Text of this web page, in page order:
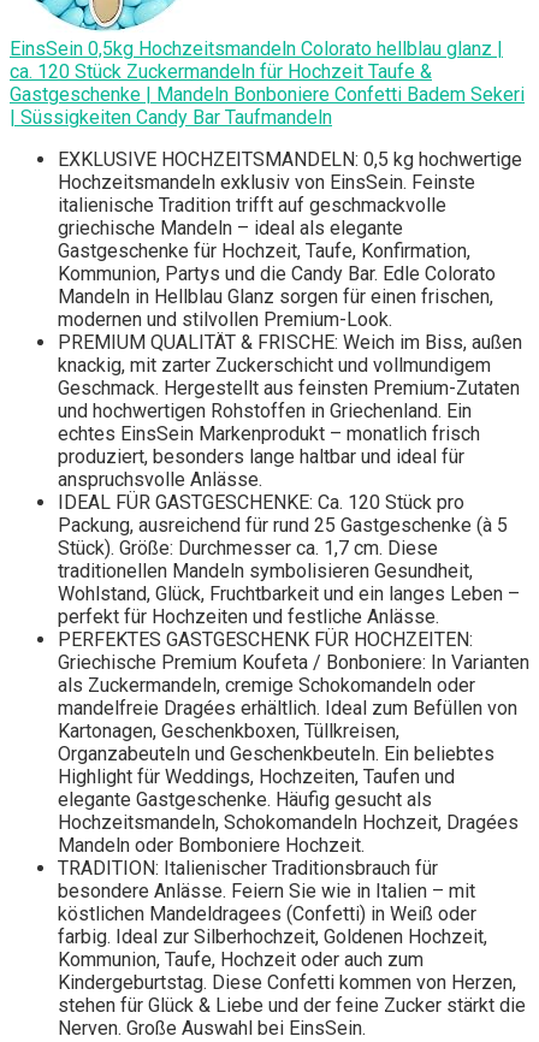
EinsSein 0,5kg Hochzeitsmandeln Colorato hellblau glanz |
ca. 120 Stück Zuckermandeln für Hochzeit Taufe &
Gastgeschenke | Mandeln Bonboniere Confetti Badem Sekeri
| Süssigkeiten Candy Bar Taufmandeln
EXKLUSIVE HOCHZEITSMANDELN: 0,5 kg hochwertige
Hochzeitsmandeln exklusiv von EinsSein. Feinste
italienische Tradition trifft auf geschmackvolle
griechische Mandeln – ideal als elegante
Gastgeschenke für Hochzeit, Taufe, Konfirmation,
Kommunion, Partys und die Candy Bar. Edle Colorato
Mandeln in Hellblau Glanz sorgen für einen frischen,
modernen und stilvollen Premium-Look.
PREMIUM QUALITÄT & FRISCHE: Weich im Biss, außen
knackig, mit zarter Zuckerschicht und vollmundigem
Geschmack. Hergestellt aus feinsten Premium-Zutaten
und hochwertigen Rohstoffen in Griechenland. Ein
echtes EinsSein Markenprodukt – monatlich frisch
produziert, besonders lange haltbar und ideal für
anspruchsvolle Anlässe.
IDEAL FÜR GASTGESCHENKE: Ca. 120 Stück pro
Packung, ausreichend für rund 25 Gastgeschenke (à 5
Stück). Größe: Durchmesser ca. 1,7 cm. Diese
traditionellen Mandeln symbolisieren Gesundheit,
Wohlstand, Glück, Fruchtbarkeit und ein langes Leben –
perfekt für Hochzeiten und festliche Anlässe.
PERFEKTES GASTGESCHENK FÜR HOCHZEITEN:
Griechische Premium Koufeta / Bonboniere: In Varianten
als Zuckermandeln, cremige Schokomandeln oder
mandelfreie Dragées erhältlich. Ideal zum Befüllen von
Kartonagen, Geschenkboxen, Tüllkreisen,
Organzabeuteln und Geschenkbeuteln. Ein beliebtes
Highlight für Weddings, Hochzeiten, Taufen und
elegante Gastgeschenke. Häufig gesucht als
Hochzeitsmandeln, Schokomandeln Hochzeit, Dragées
Mandeln oder Bomboniere Hochzeit.
TRADITION: Italienischer Traditionsbrauch für
besondere Anlässe. Feiern Sie wie in Italien – mit
köstlichen Mandeldragees (Confetti) in Weiß oder
farbig. Ideal zur Silberhochzeit, Goldenen Hochzeit,
Kommunion, Taufe, Hochzeit oder auch zum
Kindergeburtstag. Diese Confetti kommen von Herzen,
stehen für Glück & Liebe und der feine Zucker stärkt die
Nerven. Große Auswahl bei EinsSein.